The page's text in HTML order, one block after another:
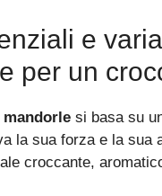
e
per un
si basa su
la sua forza e la sua
croccante,